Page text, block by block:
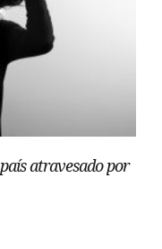
atravesado por